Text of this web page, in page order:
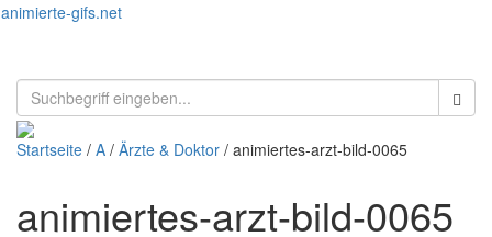
animierte-gifs.net
Startseite / A / Ärzte & Doktor / animiertes-arzt-bild-0065
animiertes-arzt-bild-0065